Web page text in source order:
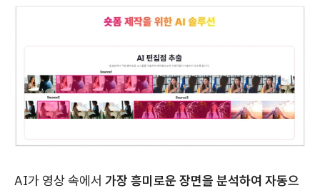
AI가 영상 속에서 가장 흥미로운 장면을 분석하여 자동으